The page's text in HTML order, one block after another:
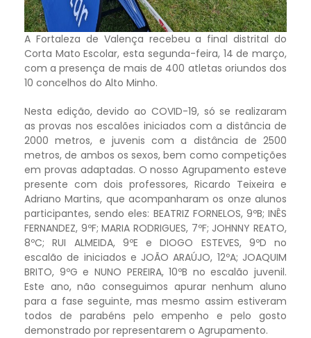
A Fortaleza de Valença recebeu a final distrital do
Corta Mato Escolar, esta segunda-feira, 14 de março,
com a presença de mais de 400 atletas oriundos dos
10 concelhos do Alto Minho.
Nesta edição, devido ao COVID-19, só se realizaram
as provas nos escalões iniciados com a distância de
2000 metros, e juvenis com a distância de 2500
metros, de ambos os sexos, bem como competições
em provas adaptadas. O nosso Agrupamento esteve
presente com dois professores, Ricardo Teixeira e
Adriano Martins, que acompanharam os onze alunos
participantes, sendo eles: BEATRIZ FORNELOS, 9ºB; INÊS
FERNANDEZ, 9ºF; MARIA RODRIGUES, 7ºF; JOHNNY REATO,
8ºC; RUI ALMEIDA, 9ºE e DIOGO ESTEVES, 9ºD no
escalão de iniciados e JOÃO ARAÚJO, 12ºA; JOAQUIM
BRITO, 9ºG e NUNO PEREIRA, 10ºB no escalão juvenil.
Este ano, não conseguimos apurar nenhum aluno
para a fase seguinte, mas mesmo assim estiveram
todos de parabéns pelo empenho e pelo gosto
demonstrado por representarem o Agrupamento.